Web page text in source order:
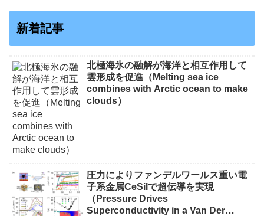
新着記事
北極海氷の融解が海洋と相互作用して
雲形成を促進（Melting sea ice
combines with Arctic ocean to make
clouds）
圧力によりファンデルワールス重い電
子系金属CeSiIで超伝導を実現
（Pressure Drives
Superconductivity in a Van Der